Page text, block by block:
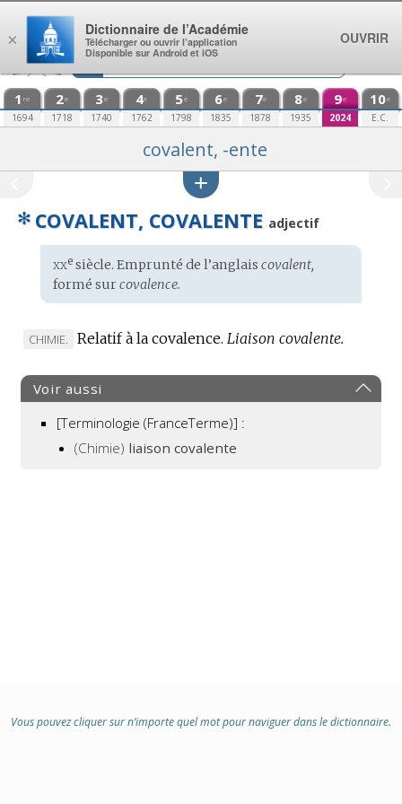
Aller au contenu
1 re
1694
2e
1718
3e
1740
4e
1762
5e
1798
6e
1835
7e
1878
8e
1935
9e
2024
10e
E.C.
covalent, -ente
✻ COVALENT, COVALENTE adjectif
Étymologie
:
xxesiècle. Emprunté de l’anglais covalent,
formé surcovalence.
MARQUE
DOMAINE
:
CHIMIE. Relatif à la covalence. Liaison covalente.
Voir aussi
[Terminologie (FranceTerme)] :
(Chimie) liaison covalente
Vous pouvez cliquer sur n’importe quel mot pour naviguer dans le dictionnaire.
×
Dictionnaire de l’Académie
Télécharger ou ouvrir l’application
Disponible sur Android et iOS
OUVRIR